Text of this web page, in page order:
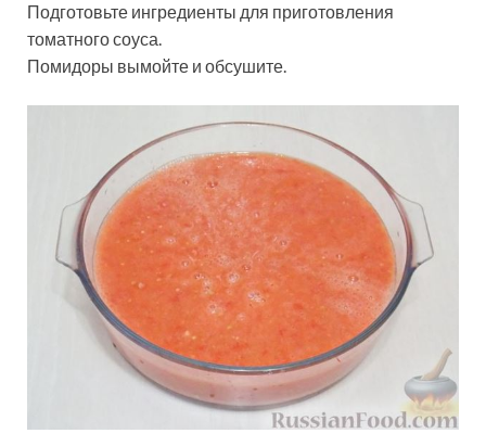
Подготовьте ингредиенты для приготовления
томатного соуса.
Помидоры вымойте и обсушите.